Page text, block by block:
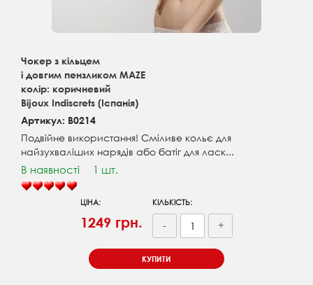
Чокер з кільцем
і довгим пензликом MAZE
колір: коричневий
Bijoux Indiscrets (Іспанія)
Артикул: B0214
Подвійне використання! Сміливе кольє для
найзухваліших нарядів або батіг для ласк...
В наявності 1 шт.
ЦІНА:
1249 грн.
КІЛЬКІСТЬ:
- +
КУПИТИ